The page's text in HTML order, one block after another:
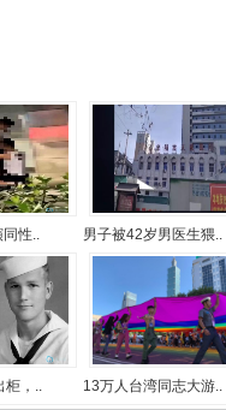
性.. 男子被42岁男医生猥..
，.. 13万人台湾同志大游..